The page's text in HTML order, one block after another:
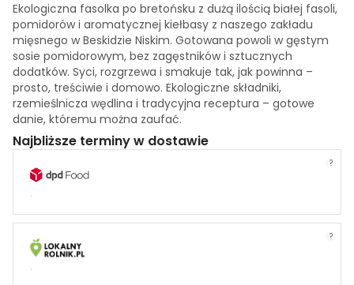
Ekologiczna fasolka po bretońsku z dużą ilością białej fasoli,
pomidorów i aromatycznej kiełbasy z naszego zakładu
mięsnego w Beskidzie Niskim. Gotowana powoli w gęstym
sosie pomidorowym, bez zagęstników i sztucznych
dodatków. Syci, rozgrzewa i smakuje tak, jak powinna –
prosto, treściwie i domowo. Ekologiczne składniki,
rzemieślnicza wędlina i tradycyjna receptura – gotowe
danie, któremu można zaufać.
Najbliższe terminy w dostawie
?
?